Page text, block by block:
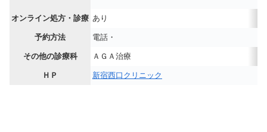
オンライン処方・診療 あり
予約方法 電話・
その他の診療科 ＡＧＡ治療
ＨＰ 新宿西口クリニック